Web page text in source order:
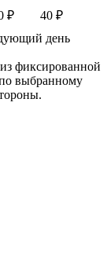
₽
40 ₽
день
фиксированной
выбранному